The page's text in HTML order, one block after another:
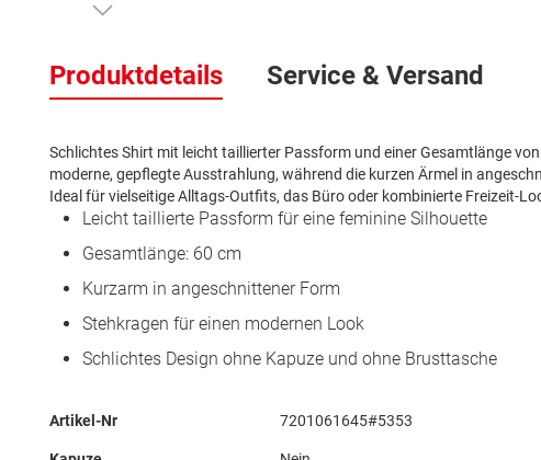
der
Bildergalerie
Produktdetails
Schlichtes Shirt mit leicht taillierter Passform und einer Gesamtlänge
moderne, gepflegte Ausstrahlung, während die kurzen Ärmel in
Ideal für vielseitige Alltags-Outfits, das Büro oder kombinierte Freizeit-
Leicht taillierte Passform für eine feminine Silhouette
Gesamtlänge: 60 cm
Kurzarm in angeschnittener Form
Stehkragen für einen modernen Look
Schlichtes Design ohne Kapuze und ohne Brusttasche
Mehr
Artikel-Nr 7201061645#5353
Service & Versand